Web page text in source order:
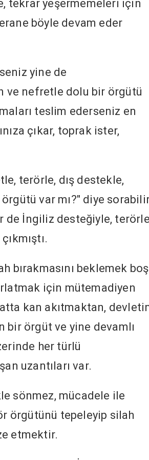
tekrar yeşermemeleri için
böyle devam eder
yine de
ve nefretle dolu bir örgütü
teslim ederseniz en
çıkar, toprak ister,
terörle, dış destekle,
var mı?" diye
de İngiliz desteğiyle,
beklemek boş
için mütemadiyen
kan akıtmaktan,
örgüt ve yine devamlı
her türlü
uzantıları var.
sönmez, mücadele ile
örgütünü tepeleyip silah
etmektir.